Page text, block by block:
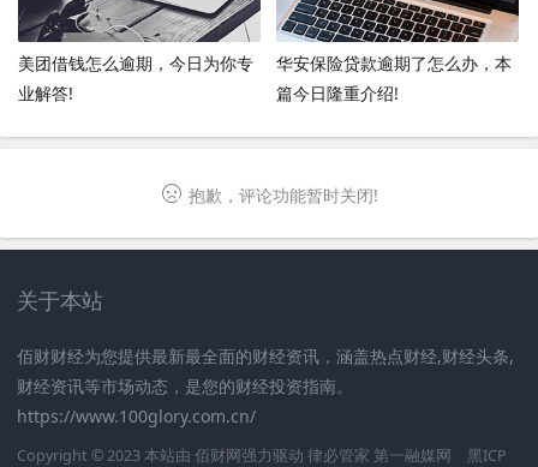
美团借钱怎么逾期，今日为你专
业解答!
华安保险贷款逾期了怎么办，本
篇今日隆重介绍!
抱歉，评论功能暂时关闭!
关于本站
佰财财经为您提供最新最全面的财经资讯，涵盖热点财经,财经头条,
财经资讯等市场动态，是您的财经投资指南。
https://www.100glory.com.cn/
Copyright © 2023 本站由 佰财网强力驱动 律必管家 第一融媒网 黑ICP